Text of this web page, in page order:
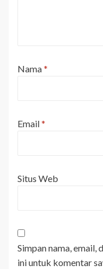
Nama*
Email*
Situs Web
Simpan nama, email,
ini untuk komentar